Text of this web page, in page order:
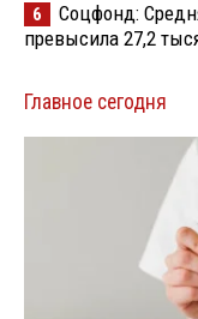
6
Соцфонд:
превысила 27,2
Главное сегодня